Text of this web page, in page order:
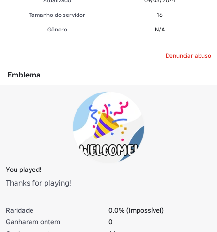
Tamanho do servidor
16
Gênero
N/A
Denunciar abuso
Emblema
You played!
Thanks for playing!
Raridade
0.0% (Impossível)
Ganharam ontem
0